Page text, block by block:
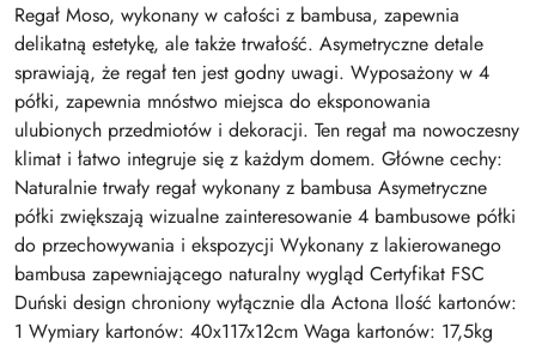
Regał Moso, wykonany w całości z bambusa, zapewnia
delikatną estetykę, ale także trwałość. Asymetryczne detale
sprawiają, że regał ten jest godny uwagi. Wyposażony w 4
półki, zapewnia mnóstwo miejsca do eksponowania
ulubionych przedmiotów i dekoracji. Ten regał ma nowoczesny
klimat i łatwo integruje się z każdym domem. Główne cechy:
Naturalnie trwały regał wykonany z bambusa Asymetryczne
półki zwiększają wizualne zainteresowanie 4 bambusowe półki
do przechowywania i ekspozycji Wykonany z lakierowanego
bambusa zapewniającego naturalny wygląd Certyfikat FSC
Duński design chroniony wyłącznie dla Actona Ilość kartonów:
1 Wymiary kartonów: 40x117x12cm Waga kartonów: 17,5kg